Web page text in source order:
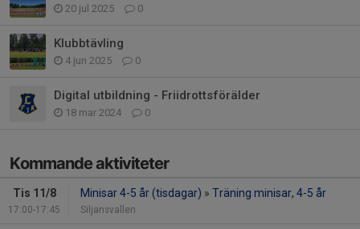
20 jul 2025 0
Klubbtävling
4 jun 2025 0
Digital utbildning - Friidrottsförälder
18 mar 2024 0
Kommande aktiviteter
Tis 11/8
17:00-17:45
Minisar 4-5 år (tisdagar) » Träning minisar, 4-5 år
Siljansvallen